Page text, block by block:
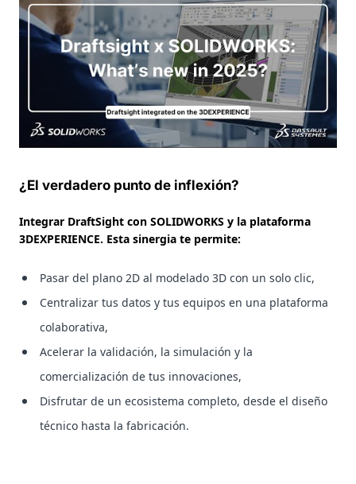
¿El verdadero punto de inflexión?
Integrar DraftSight con SOLIDWORKS y la plataforma
3DEXPERIENCE. Esta sinergia te permite:
Pasar del plano 2D al modelado 3D con un solo clic,
Centralizar tus datos y tus equipos en una plataforma
colaborativa,
Acelerar la validación, la simulación y la
comercialización de tus innovaciones,
Disfrutar de un ecosistema completo, desde el diseño
técnico hasta la fabricación.